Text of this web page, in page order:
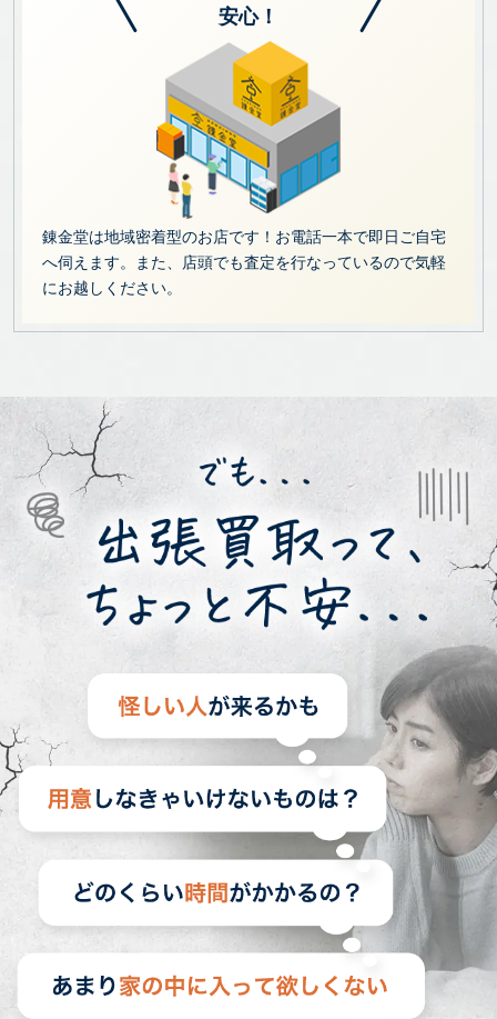
安心！
錬金堂は地域密着型のお店です！お電話一本で即日ご自宅
へ伺えます。また、店頭でも査定を行なっているので気軽
にお越しください。